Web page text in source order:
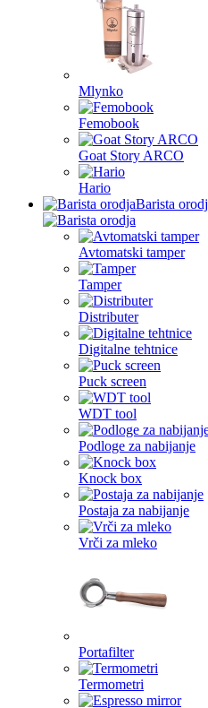
Mlynko
Femobook
Goat Story ARCO
Hario
Barista
Avtomatski tamper
Tamper
Distributer
Digitalne tehtnice
Puck screen
WDT tool
Podloge za nabijanje
Knock box
Postaja za nabijanje
Vrči za mleko
Portafilter
Termometri